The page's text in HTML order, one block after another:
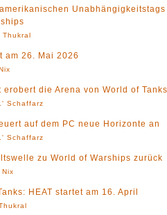
Thukral
am 26. Mai 2026
erobert die Arena von World of
Schaffarz
auf dem PC neue Horizonte an
Schaffarz
zu World of Warships zurück
HEAT startet am 16. April